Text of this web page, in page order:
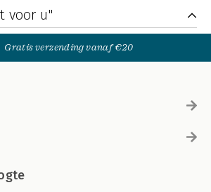
voor u"
Gratis verzending vanaf €20